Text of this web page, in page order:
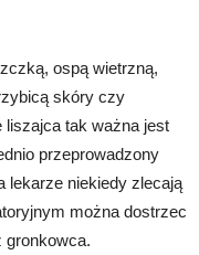
ospą wietrzną,
skóry czy
liszajca tak ważna jest
przeprowadzony
lekarze niekiedy zlecają
można dostrzec
gronkowca.